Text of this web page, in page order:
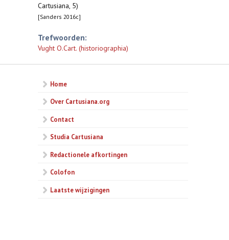
Cartusiana, 5)
[Sanders 2016c]
Trefwoorden:
Vught O.Cart. (historiographia)
Home
Over Cartusiana.org
Contact
Studia Cartusiana
Redactionele afkortingen
Colofon
Laatste wijzigingen